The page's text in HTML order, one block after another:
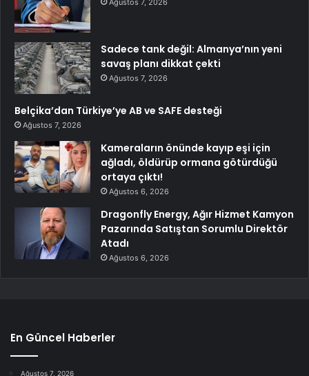
Sadece tank değil: Almanya’nın yeni
savaş planı dikkat çekti
Ağustos 7, 2026
Belçika’dan Türkiye’ye AB ve SAFE desteği
Ağustos 7, 2026
Kameraların önünde kayıp eşi için
ağladı, öldürüp ormana götürdüğü
ortaya çıktı!
Ağustos 6, 2026
Dragonfly Energy, Ağır Hizmet Kamyon
Pazarında Satıştan Sorumlu Direktör
Atadı
Ağustos 6, 2026
En Güncel Haberler
Ağustos 7, 2026